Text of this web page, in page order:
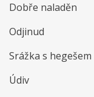
Dobře naladěn
Odjinud
Srážka s hegešem
Údiv